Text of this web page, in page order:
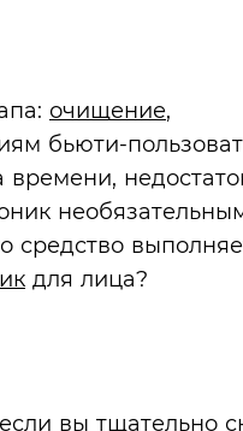
очищение,
бьюти-
времени,
средство
для лица?
вы тщательно